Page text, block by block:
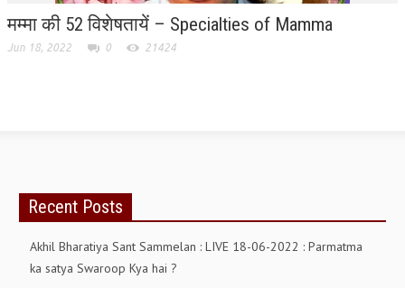
मम्मा की 52 विशेषतायें – Specialties of Mamma
Jun 18, 2022 0 21424
Recent Posts
Akhil Bharatiya Sant Sammelan : LIVE 18-06-2022 : Parmatma
ka satya Swaroop Kya hai ?